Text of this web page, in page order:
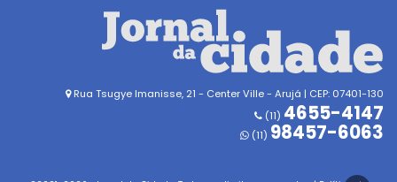
Rua Tsugye Imanisse, 21 - Center Ville - Arujá | CEP: 07401-130
(11) 4655-4147
(11) 98457-6063